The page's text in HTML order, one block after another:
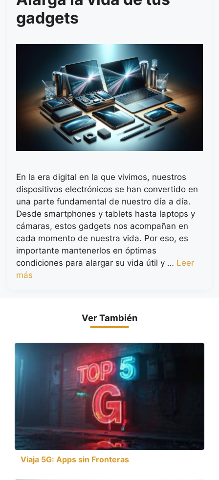
gadgets
En la era digital en la que vivimos, nuestros
dispositivos electrónicos se han convertido en
una parte fundamental de nuestro día a día.
Desde smartphones y tablets hasta laptops y
cámaras, estos gadgets nos acompañan en
cada momento de nuestra vida. Por eso, es
importante mantenerlos en óptimas
condiciones para alargar su vida útil y … Leer
más
Ver También
Viaja 5G: Apps sin Fronteras